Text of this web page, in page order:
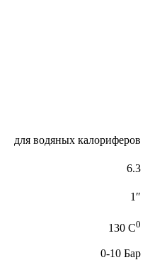
для водяных калориферов
6.3
1″
130 C0
0-10 Бар